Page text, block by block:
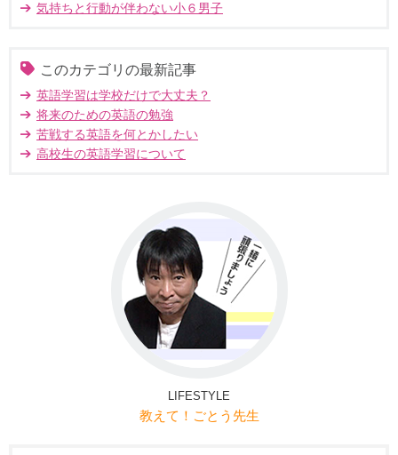
気持ちと行動が伴わない小６男子
このカテゴリの最新記事
英語学習は学校だけで大丈夫？
将来のための英語の勉強
苦戦する英語を何とかしたい
高校生の英語学習について
LIFESTYLE
教えて！ごとう先生